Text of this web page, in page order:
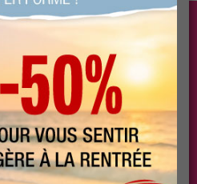
pour maigrir et être bien
sa peau
PLUS PLUS
COACHING